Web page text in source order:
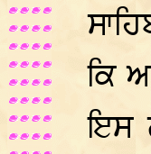
ਕਿ
ਇਸ